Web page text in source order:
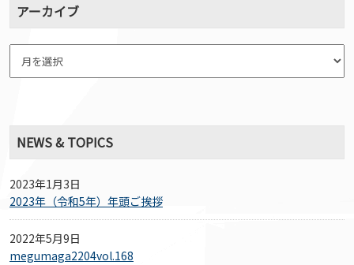
アーカイブ
NEWS & TOPICS
2023年1月3日
2023年（令和5年）年頭ご挨拶
2022年5月9日
megumaga2204vol.168